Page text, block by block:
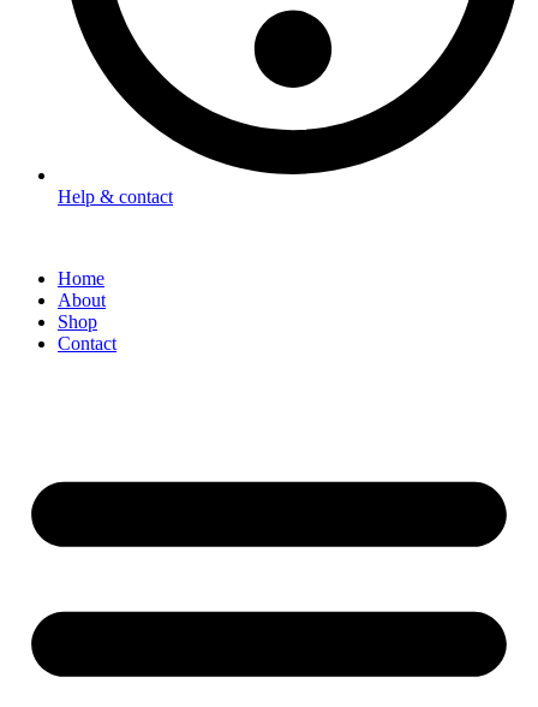
Help & contact
Home
About
Shop
Contact